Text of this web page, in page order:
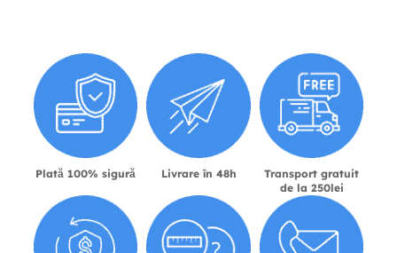
Plată 100% sigură Livrare în 48h
Transport gratuit
de la 250lei